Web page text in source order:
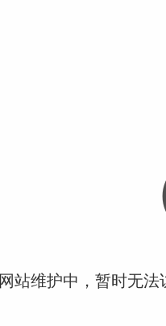
网站维护中，暂时无